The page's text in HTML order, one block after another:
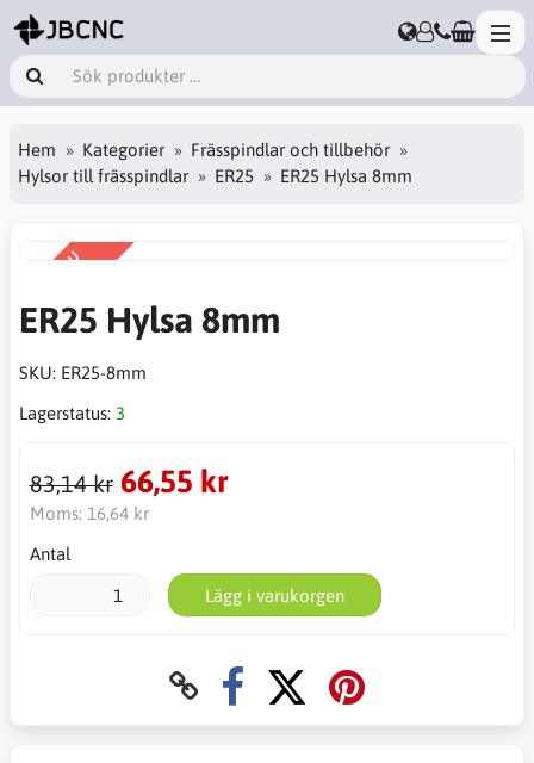
Hem Kategorier
Frässpindlar och tillbehör
Hylsor till frässpindlar
ER25 ER25 Hylsa 8mm
KAMPANJ
ER25 Hylsa 8mm
SKU: ER25-8mm
Lagerstatus: 3
83,14 kr 66,55 kr
Moms: 16,64 kr
Antal
Lägg i varukorgen